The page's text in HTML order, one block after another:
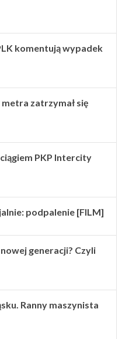
komentują wypadek
zatrzymał się
PKP Intercity
podpalenie [FILM]
generacji? Czyli
Ranny maszynista